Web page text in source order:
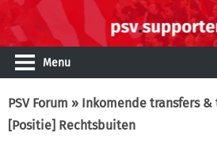
Menu
PSV Forum » Inkomende transfers
[Positie] Rechtsbuiten